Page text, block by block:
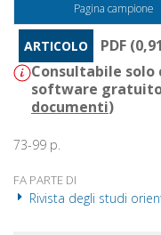
Pagina campione
ARTICOLO
PDF
Consultabile solo
software
documenti)
73-99 p.
FA PARTE DI
Rivista degli studi